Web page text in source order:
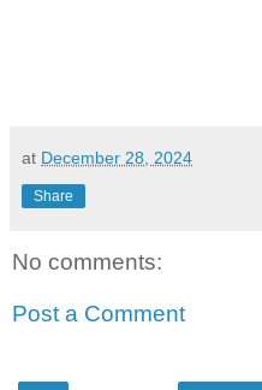
at December 28, 2024
Share
No comments:
Post a Comment